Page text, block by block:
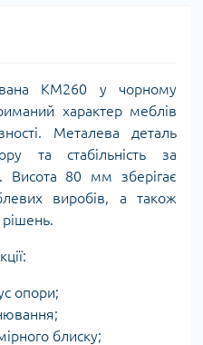
KM260 у чорному
характер меблів
Металева деталь
та стабільність за
Висота 80 мм зберігає
виробів, а також
опори;
блиску;